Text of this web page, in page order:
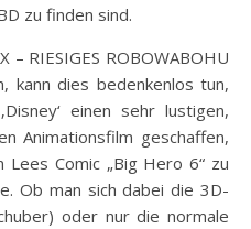
zu finden sind.
– RIESIGES ROBOWABOHU
kann dies bedenkenlos tun,
einen sehr lustigen,
Animationsfilm geschaffen,
Lees Comic „Big Hero 6“ zu
Ob man sich dabei die 3D-
oder nur die normale